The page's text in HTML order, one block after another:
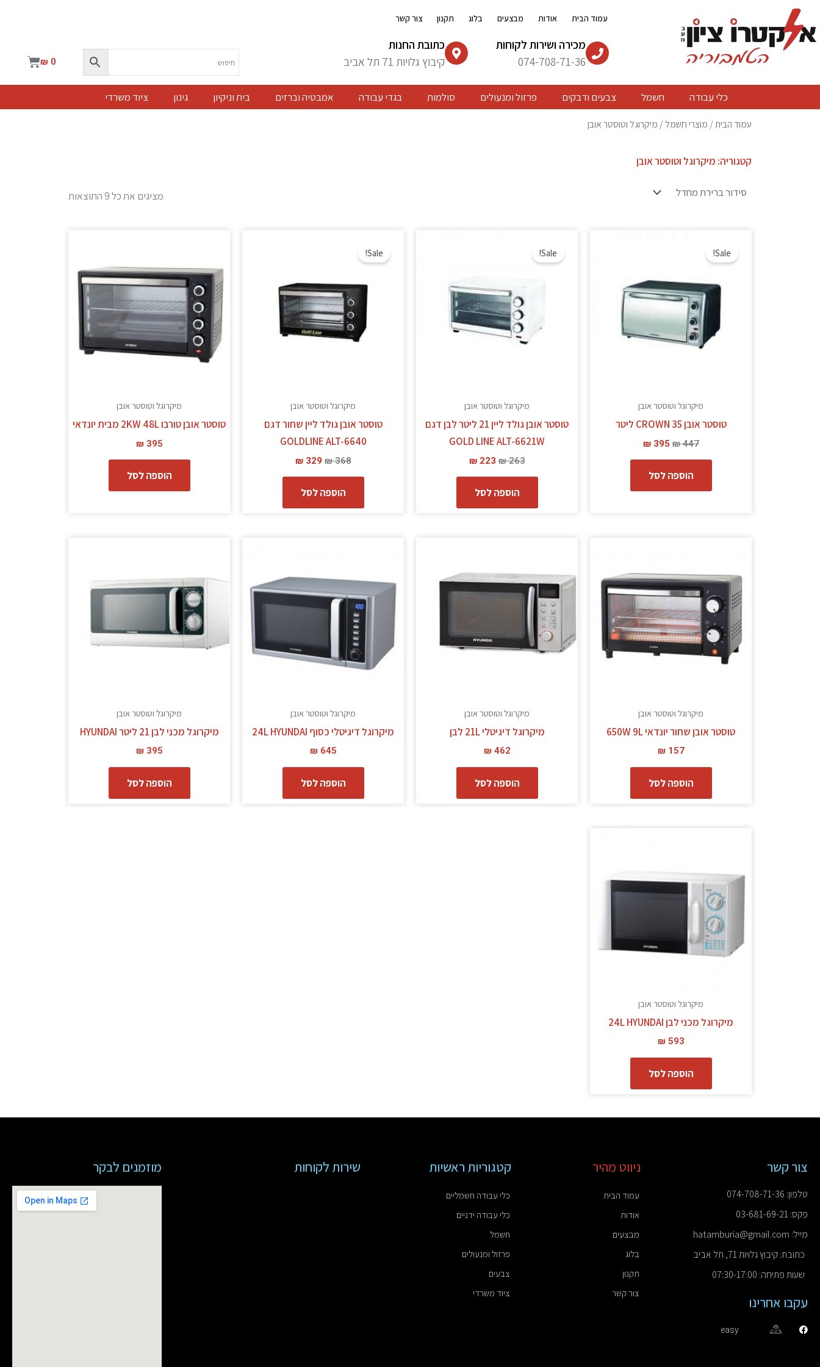
לתוכן
עמוד הבית אודות מבצעים בלוג תקנון צור קשר
מכירה ושירות לקוחות
074-708-71-36
כתובת החנות
קיבוץ גלויות 71 תל אביב
₪ 0
עגלת
כלי עבודה חשמל צבעים ודבקים פרזול ומנעולים סולמות בגדי עבודה אמבטיה וברזים בית וניקיון גינון ציוד משרדי
עמוד הבית / מוצרי חשמל / מיקרוגל וטוסטר אובן
קטגוריה: מיקרוגל וטוסטר אובן
מציגים את כל ⁦9⁩ התוצאות
Sale!
מיקרוגל וטוסטר אובן
טוסטר אובן CROWN 35 ליטר
₪447
₪395
הוספה לסל
Sale!
מיקרוגל וטוסטר אובן
טוסטר אובן גולד ליין 21 ליטר לבן דגם
GOLD LINE ALT-6621W
₪263
₪223
הוספה לסל
Sale!
מיקרוגל וטוסטר אובן
טוסטר אובן גולד ליין שחור דגם
GOLDLINE ALT-6640
₪368
₪329
הוספה לסל
מיקרוגל וטוסטר אובן
טוסטר אובן טורבו 2KW 48L מבית יונדאי
₪395
הוספה לסל
מיקרוגל וטוסטר אובן
טוסטר אובן שחור יונדאי 650W 9L
₪157
הוספה לסל
מיקרוגל וטוסטר אובן
מיקרוגל דיגיטלי 21L לבן
₪462
הוספה לסל
מיקרוגל וטוסטר אובן
מיקרוגל דיגיטלי כסוף 24L HYUNDAI
₪645
הוספה לסל
מיקרוגל וטוסטר אובן
מיקרוגל מכני לבן 21 ליטר HYUNDAI
₪395
הוספה לסל
מיקרוגל וטוסטר אובן
מיקרוגל מכני לבן 24L HYUNDAI
₪593
הוספה לסל
צור קשר
טלפון: 074-708-71-36
פקס: 03-681-69-21
מייל: hatamburia@gmail.com
כתובת: קיבוץ גלויות 71, תל אביב
שעות פתיחה: 07:30-17:00
עקבו אחרינו
easy
ניווט מהיר
עמוד הבית
אודות
מבצעים
בלוג
תקנון
צור קשר
קטגוריות ראשיות
כלי עבודה חשמליים
כלי עבודה ידניים
חשמל
פרזול ומנעולים
צבעים
ציוד משרדי
שירות לקוחות מוזמנים לבקר